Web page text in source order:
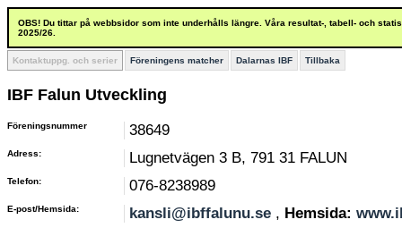
OBS! Du tittar på webbsidor som inte underhålls längre. Våra resultat-, tabell- och
2025/26.
Kontaktuppg. och serier Föreningens matcher Dalarnas IBF Tillbaka
IBF Falun Utveckling
Föreningsnummer 38649
Adress: Lugnetvägen 3 B, 791 31 FALUN
Telefon: 076-8238989
E-post/Hemsida: kansli@ibffalunu.se , Hemsida: